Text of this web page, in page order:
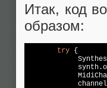
Итак, код
образом:
try {